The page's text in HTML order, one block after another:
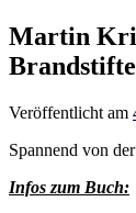
Martin
Veröffentlicht am
Spannend von
Infos zum Buch: